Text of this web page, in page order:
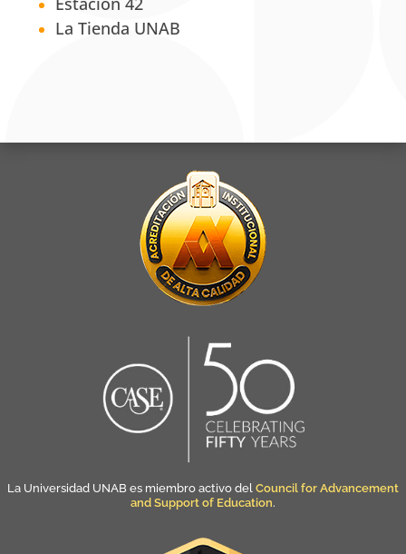
La Tienda UNAB
La Universidad UNAB es miembro activo del Council for Advancement
and Support of Education.